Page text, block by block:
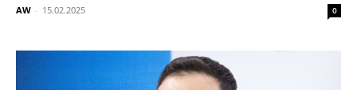
AW - 15.02.2025 0